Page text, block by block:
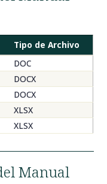
Tipo de Archivo
DOC
DOCX
DOCX
XLSX
XLSX
Manual